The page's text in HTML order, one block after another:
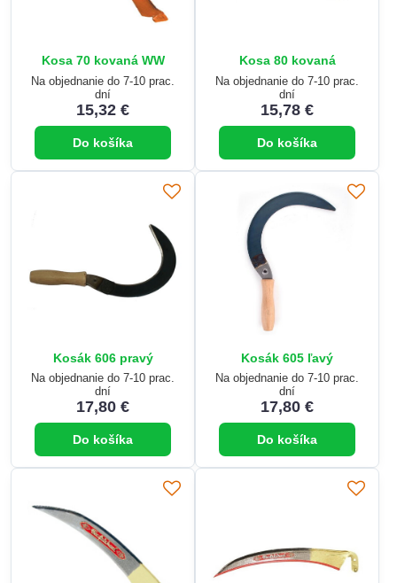
Kosa 70 kovaná WW
Na objednanie do 7-10 prac.
dní
15,32 €
Do košíka
Kosa 80 kovaná
Na objednanie do 7-10 prac.
dní
15,78 €
Do košíka
Kosák 606 pravý
Na objednanie do 7-10 prac.
dní
17,80 €
Do košíka
Kosák 605 ľavý
Na objednanie do 7-10 prac.
dní
17,80 €
Do košíka